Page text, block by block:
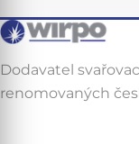
Dodavatel
renomovaných